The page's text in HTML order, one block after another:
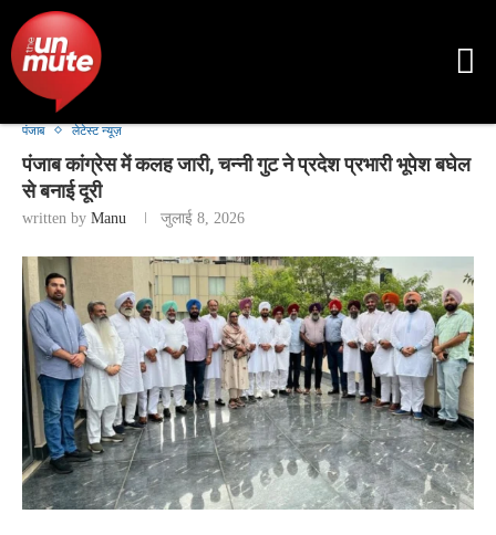
पंजाब लेटेस्ट न्यूज़
पंजाब कांग्रेस में कलह जारी, चन्नी गुट ने प्रदेश प्रभारी भूपेश बघेल
से बनाई दूरी
written by Manu जुलाई 8, 2026